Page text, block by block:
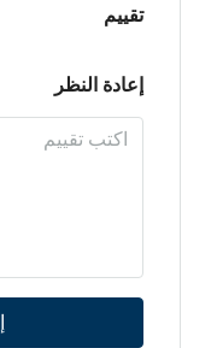
تقييم
إعادة النظر